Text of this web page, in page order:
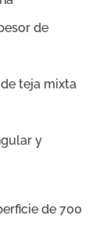
de
teja mixta
y
de 700